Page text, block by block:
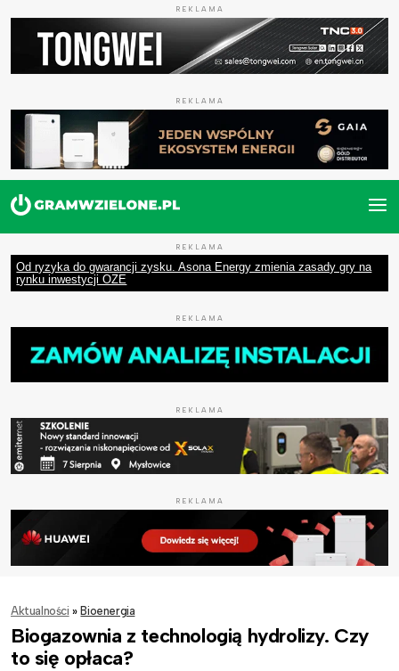
REKLAMA
REKLAMA
REKLAMA
Od ryzyka do gwarancji zysku. Asona Energy zmienia zasady gry na
rynku inwestycji OZE
REKLAMA
REKLAMA
REKLAMA
Aktualności » Bioenergia
Biogazownia z technologią hydrolizy. Czy
to się opłaca?